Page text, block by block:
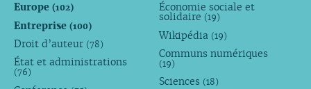
Europe (102)
Entreprise (100)
Droit d’auteur (78)
État et administrations
(76)
Économie sociale et
solidaire (19)
Wikipédia (19)
Communs numériques
(19)
Sciences (18)